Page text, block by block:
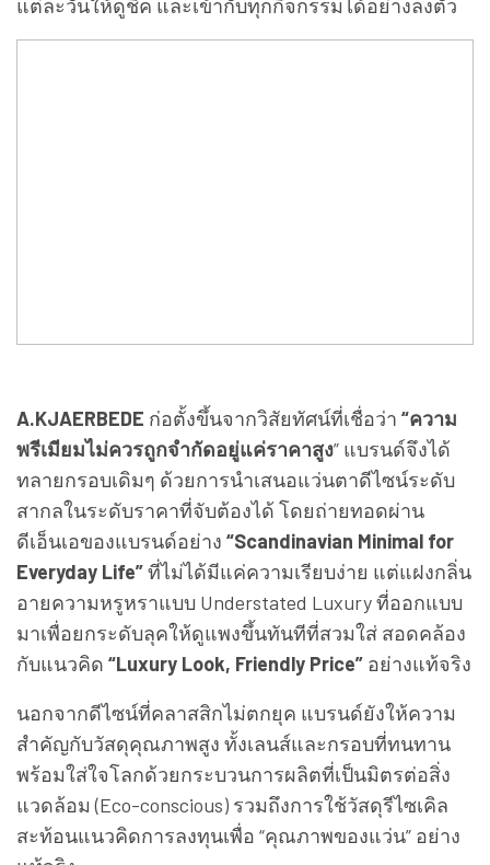
แต่ละวันให้ดูชิค และเข้ากับทุกกิจกรรมได้อย่างลงตัว
A.KJAERBEDE ก่อตั้งขึ้นจากวิสัยทัศน์ที่เชื่อว่า “ความ
พรีเมียมไม่ควรถูกจำกัดอยู่แค่ราคาสูง” แบรนด์จึงได้
ทลายกรอบเดิมๆ ด้วยการนำเสนอแว่นตาดีไซน์ระดับ
สากลในระดับราคาที่จับต้องได้ โดยถ่ายทอดผ่าน
ดีเอ็นเอของแบรนด์อย่าง “Scandinavian Minimal for
Everyday Life”ที่ไม่ได้มีแค่ความเรียบง่าย แต่แฝงกลิ่น
อายความหรูหราแบบ Understated Luxury ที่ออกแบบ
มาเพื่อยกระดับลุคให้ดูแพงขึ้นทันทีที่สวมใส่ สอดคล้อง
กับแนวคิด “Luxury Look, Friendly Price” อย่างแท้จริง
นอกจากดีไซน์ที่คลาสสิกไม่ตกยุค แบรนด์ยังให้ความ
สำคัญกับวัสดุคุณภาพสูง ทั้งเลนส์และกรอบที่ทนทาน
พร้อมใส่ใจโลกด้วยกระบวนการผลิตที่เป็นมิตรต่อสิ่ง
แวดล้อม (Eco-conscious) รวมถึงการใช้วัสดุรีไซเคิล
สะท้อนแนวคิดการลงทุนเพื่อ “คุณภาพของแว่น” อย่าง